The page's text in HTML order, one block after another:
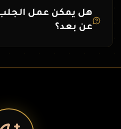
هل يمكن عمل
عن بعد؟